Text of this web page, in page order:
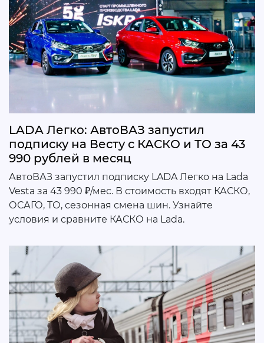
LADA Легко: АвтоВАЗ запустил
подписку на Весту с КАСКО и ТО за 43
990 рублей в месяц
АвтоВАЗ запустил подписку LADA Легко на Lada
Vesta за 43 990 ₽/мес. В стоимость входят КАСКО,
ОСАГО, ТО, сезонная смена шин. Узнайте
условия и сравните КАСКО на Lada.